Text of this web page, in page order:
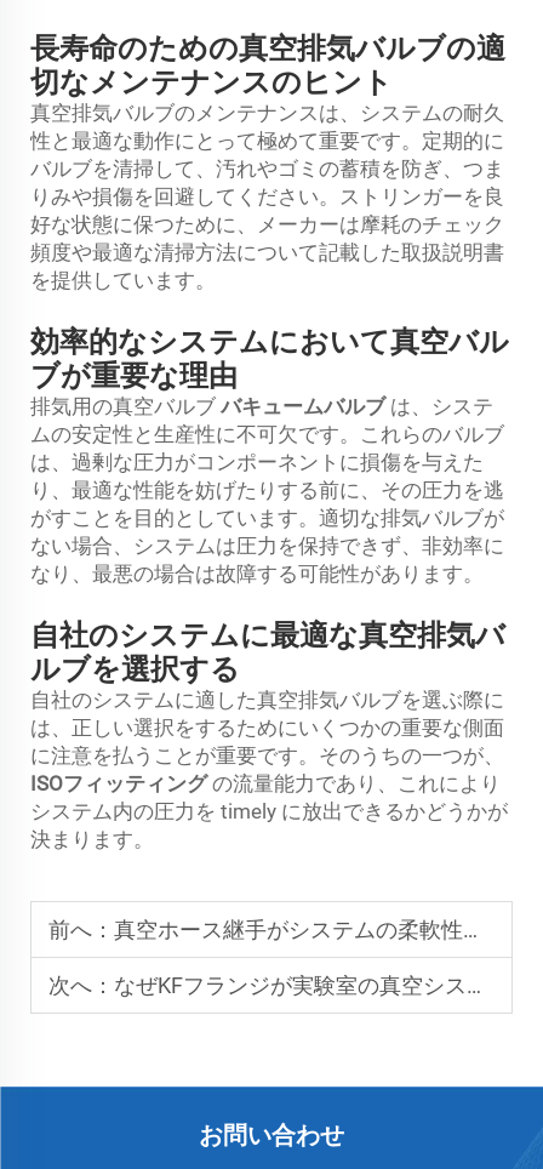
長寿命のための真空排気バルブの適
切なメンテナンスのヒント
真空排気バルブのメンテナンスは、システムの耐久
性と最適な動作にとって極めて重要です。定期的に
バルブを清掃して、汚れやゴミの蓄積を防ぎ、つま
りみや損傷を回避してください。ストリンガーを良
好な状態に保つために、メーカーは摩耗のチェック
頻度や最適な清掃方法について記載した取扱説明書
を提供しています。
効率的なシステムにおいて真空バル
ブが重要な理由
排気用の真空バルブ バキュームバルブ は、システ
ムの安定性と生産性に不可欠です。これらのバルブ
は、過剰な圧力がコンポーネントに損傷を与えた
り、最適な性能を妨げたりする前に、その圧力を逃
がすことを目的としています。適切な排気バルブが
ない場合、システムは圧力を保持できず、非効率に
なり、最悪の場合は故障する可能性があります。
自社のシステムに最適な真空排気バ
ルブを選択する
自社のシステムに適した真空排気バルブを選ぶ際に
は、正しい選択をするためにいくつかの重要な側面
に注意を払うことが重要です。そのうちの一つが、
ISOフィッティングの流量能力であり、これにより
システム内の圧力を timely に放出できるかどうかが
決まります。
前へ： 真空ホース継手がシステムの柔軟性を最適化する方法
次へ： なぜKFフランジが実験室の真空システムで好まれるのか
お問い合わせ